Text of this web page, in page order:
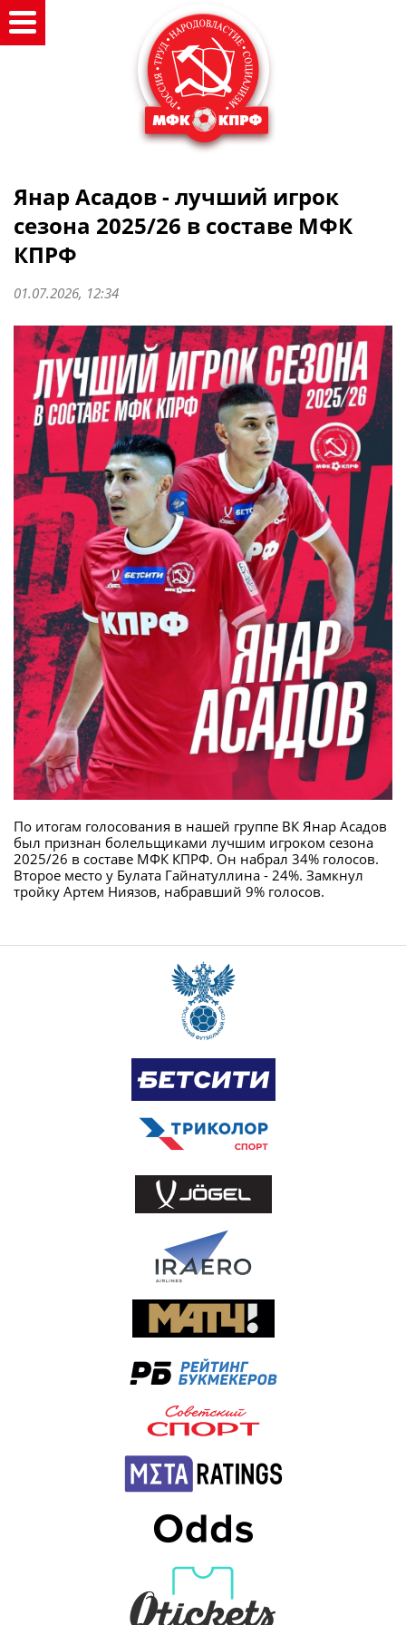
Янар Асадов - лучший игрок
сезона 2025/26 в составе МФК
КПРФ
01.07.2026, 12:34
По итогам голосования в нашей группе ВК Янар Асадов
был признан болельщиками лучшим игроком сезона
2025/26 в составе МФК КПРФ. Он набрал 34% голосов.
Второе место у Булата Гайнатуллина - 24%. Замкнул
тройку Артем Ниязов, набравший 9% голосов.